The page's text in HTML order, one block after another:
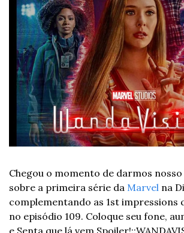
Chegou o momento de darmos
sobre a primeira série da Marvel na
complementando as 1st impressions
no episódio 109. Coloque seu fone,
e Senta que lá vem Spoiler!::